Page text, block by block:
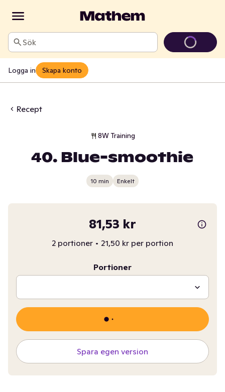
Sök
Logga in Skapa konto
Recept
8W Training
40. Blue-smoothie
10 min Enkelt
81,53 kr
2 portioner • 21,50 kr per portion
Portioner
Spara egen version